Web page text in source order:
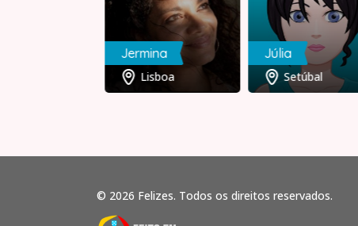
Jermina
Lisboa
Júlia
Setúbal
© 2026 Felizes. Todos os direitos reservados.